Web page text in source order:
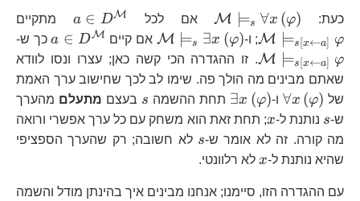
כעת:
x\left(\varphi\right)
M ⊨s ∀x (φ) אם לכל
a\in
a ∈ DM מתקיים
M ⊨s x←a] φ ; ו-
x\left(\varphi\right)
M ⊨s ∃x (φ) אם קיים
a\in
a ∈ D M כך ש-
M ⊨s x←a] φ
. זו ההגדרה הכי קשה כאן; עצרו ונסו לוודא
שאתם מבינים מה הולך פה. שימו לב לכך שחישוב ערך האמת
של
\forall
x\left(\varphi\right)
∀x (φ) ו-
\exists
x\left(\varphi\right)
∃x (φ) תחת ההשמה
s
s בעצם מתעלם מהערך
ש-
s s נותנת ל- x x; תחת זאת הוא משחק עם כל ערך אפשרי ורואה
מה קורה. זה לא אומר ש-
s s לא חשובה; רק שהערך הספציפי
שהיא נותנת ל-x לא רלוונטי.
עם ההגדרה הזו, סיימנו; אנחנו מבינים איך בהינתן מודל והשמה